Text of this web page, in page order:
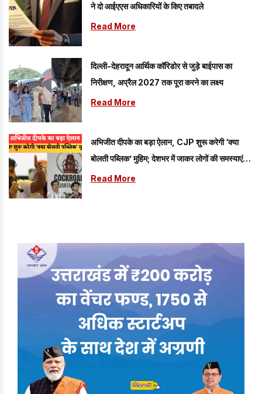
ने दो आईएएस अधिकारियों के किए तबादले
Read More
दिल्ली-देहरादून आर्थिक कॉरिडोर से जुड़े बाईपास का
निरीक्षण, अप्रैल 2027 तक पूरा करने का लक्ष्य
Read More
अभिजीत दीपके का बड़ा ऐलान, CJP शुरू करेगी ‘क्या
बोलती पब्लिक’ मुहिम; देशभर में जाकर लोगों की समस्याएं
जानेगी पार्टी
Read More